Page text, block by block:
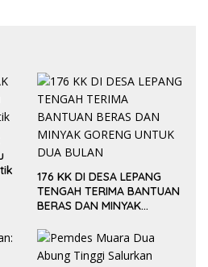
176 KK DI DESA LEPANG
TENGAH TERIMA BANTUAN
BERAS DAN MINYAK
BULAN